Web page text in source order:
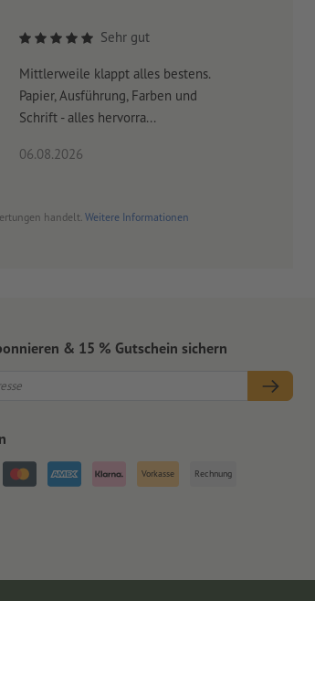
Sehr gut
Mittlerweile klappt alles bestens.
Papier, Ausführung, Farben und
Schrift - alles hervorra...
06.08.2026
handelt. Weitere Informationen
& 15 % Gutschein sichern
Vorkasse Rechnung
Impressum AGB Datenschutz